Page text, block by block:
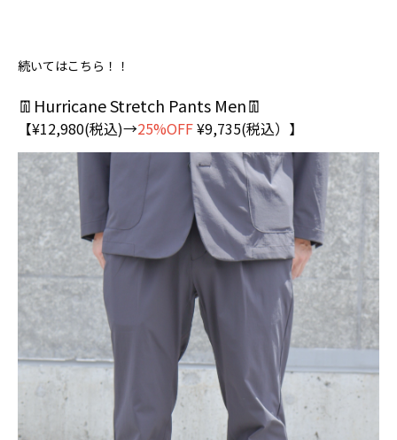
続いてはこちら！！
👖Hurricane Stretch Pants Men👖
【¥12,980(税込)→25%OFF¥9,735(税込）】